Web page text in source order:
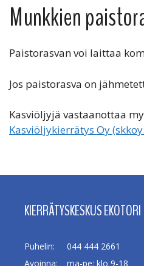
Munkkien
Paistorasvan voi laittaa
Jos paistorasva on
Kasviöljyjä vastaanottaa
Kasviöljykierrätys Oy
KIERRÄTYSKESKUS EKOTORI
Puhelin:
044 444 2661
Avoinna:
ma-pe: klo 9-18